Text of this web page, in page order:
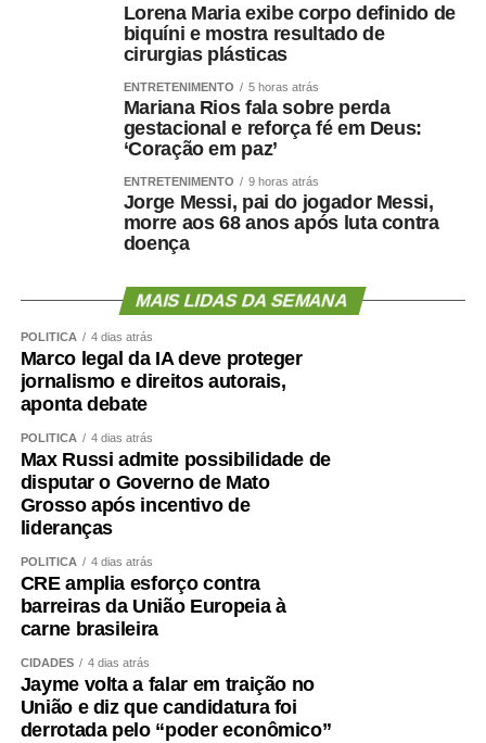
Lorena Maria exibe corpo definido de
biquíni e mostra resultado de
cirurgias plásticas
ENTRETENIMENTO 5 horas atrás
Mariana Rios fala sobre perda
gestacional e reforça fé em Deus:
‘Coração em paz’
ENTRETENIMENTO 9 horas atrás
Jorge Messi, pai do jogador Messi,
morre aos 68 anos após luta contra
doença
MAIS LIDAS DA SEMANA
POLÍTICA 4 dias atrás
Marco legal da IA deve proteger
jornalismo e direitos autorais,
aponta debate
POLÍTICA 4 dias atrás
Max Russi admite possibilidade de
disputar o Governo de Mato
Grosso após incentivo de
lideranças
POLÍTICA 4 dias atrás
CRE amplia esforço contra
barreiras da União Europeia à
carne brasileira
CIDADES 4 dias atrás
Jayme volta a falar em traição no
União e diz que candidatura foi
derrotada pelo “poder econômico”